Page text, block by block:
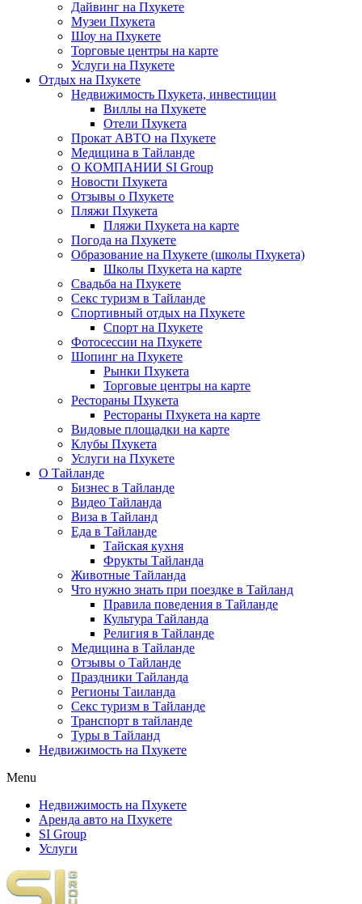
Дайвинг на Пхукете
Музеи Пхукета
Шоу на Пхукете
Торговые центры на карте
Услуги на Пхукете
Отдых на Пхукете
Недвижимость Пхукета, инвестиции
Виллы на Пхукете
Отели Пхукета
Прокат АВТО на Пхукете
Медицина в Тайланде
О КОМПАНИИ SI Group
Новости Пхукета
Отзывы о Пхукете
Пляжи Пхукета
Пляжи Пхукета на карте
Погода на Пхукете
Образование на Пхукете (школы Пхукета)
Школы Пхукета на карте
Свадьба на Пхукете
Секс туризм в Тайланде
Спортивный отдых на Пхукете
Спорт на Пхукете
Фотосессии на Пхукете
Шопинг на Пхукете
Рынки Пхукета
Торговые центры на карте
Рестораны Пхукета
Рестораны Пхукета на карте
Видовые площадки на карте
Клубы Пхукета
Услуги на Пхукете
О Тайланде
Бизнес в Тайланде
Видео Тайланда
Виза в Тайланд
Еда в Тайланде
Тайская кухня
Фрукты Тайланда
Животные Тайланда
Что нужно знать при поездке в Тайланд
Правила поведения в Тайланде
Культура Тайланда
Религия в Тайланде
Медицина в Тайланде
Отзывы о Тайланде
Праздники Тайланда
Регионы Таиланда
Секс туризм в Тайланде
Транспорт в тайланде
Туры в Тайланд
Недвижимость на Пхукете
Menu
Недвижимость на Пхукете
Аренда авто на Пхукете
SI Group
Услуги